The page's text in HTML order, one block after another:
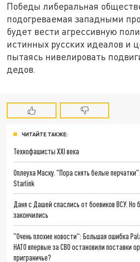
Победы либеральная
подогреваемая западными
будет вести агрессивную
истинных русских идеалов и
пытаясь нивелировать
дедов.
ЧИТАЙТЕ ТАКЖЕ:
Технофашисты XXI века
Оплеуха Маску. "Пора снять белые
Starlink
Даня с Дашей спаслись от боевиков ВСУ.
закончились
"Очень плохие новости": Большая ошибка
НАТО впервые за СВО остановили поставки
приграничье?